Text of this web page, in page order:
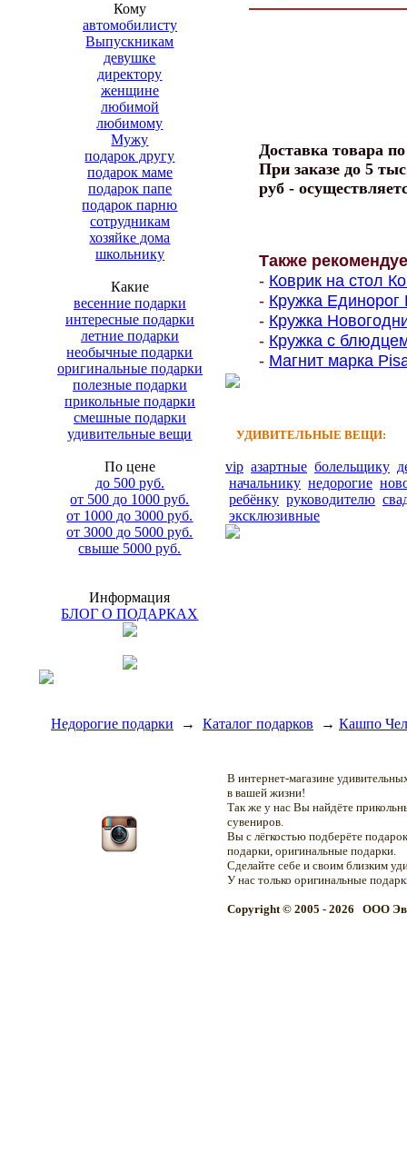
Кому
автомобилисту
Выпускникам
девушке
директору
женщине
любимой
любимому
Мужу
подарок другу
подарок маме
подарок папе
подарок парню
сотрудникам
хозяйке дома
школьнику
Какие
весенние подарки
интересные подарки
летние подарки
необычные подарки
оригинальные подарки
полезные подарки
прикольные подарки
смешные подарки
удивительные вещи
По цене
до 500 руб.
от 500 до 1000 руб.
от 1000 до 3000 руб.
от 3000 до 5000 руб.
свыше 5000 руб.
Информация
БЛОГ О ПОДАРКАХ
Доставка товара
При заказе до 5
руб -
Также
- Коврик на стол
- Кружка
- Кружка
- Кружка с
- Магнит марка
УДИВИТЕЛЬНЫЕ ВЕЩИ:
vip азартные болельщику
начальнику недорогие
ребёнку руководителю
эксклюзивные
Недорогие подарки → Каталог подарков → Кашпо
В интернет-магазине
в вашей жизни!
Так же у нас Вы найдёте
сувениров.
Вы с лёгкостью подберёте
подарки, оригинальные подарки.
Сделайте себе и своим близким
У нас только оригинальные
Copyright © 2005 - 2026 OOO